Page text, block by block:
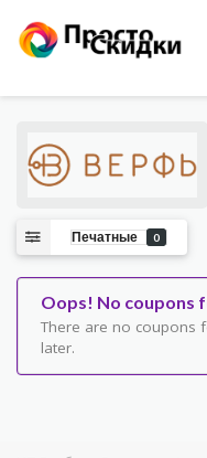
Печатные 0
Oops! No coupons
There are no coupons
later.